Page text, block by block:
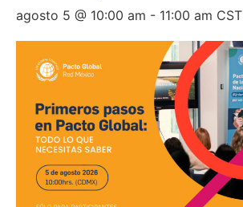
agosto 5 @ 10:00 am - 11:00 am CST